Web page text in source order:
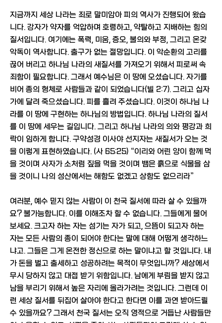
지금까지 세상 나라는 죄로 말미암아 피의 역사가 진행되어 왔습
니다. 강자가 약자를 억압하며 호령하고, 약탈하고 지배하는 힘의
질서입니다. 여기에는 폭력, 미움, 증오, 불의와 부정, 그리고 온갖
악독이 역사합니다. 출구가 없는 절망입니다. 이 악순환의 고리를
끊어 버리고 하나님 나라의 새질서를 가져오기 위해서 피로써 속
죄함이 필요합니다. 그래서 예수님은 이 땅에 오셨습니다. 자기를
비어 종의 형체로 사람들과 같이 되었습니다(빌 2:7). 그리고 십자
가에 달려 죽으셨습니다. 피를 흘려 주셨습니다. 이것이 하나님 나
라를 이 땅에 구현하는 하나님의 방법입니다. 하나님 나라의 질서
를 이 땅에 세우는 길입니다. 그리고 하나님 나라의 의와 평강과 희
락이 임하게 합니다. 구약성경 이사야 선지자는 새질서가 오는 것
을 이렇게 표현하였습니다. (사 65:25) “이리와 어린 양이 함께 먹
을 것이며 사자가 소처럼 짚을 먹을 것이며 뱀은 흙으로 식물을 삼
을 것이니 나의 성산에서는 해함도 없겠고 상함도 없으리라”
여러분, 예수 믿지 않는 사람이 이 천국 질서에 따라 살 수 있을까
요? 불가능합니다. 이를 이해조차 할 수 없습니다. 그들에게 물어
보세요. 크고자 하는 자는 섬기는 자가 되고, 으뜸이 되고자 하는
자는 모든 사람의 종이 되어야 한다는 말에 대해 어떻게 생각하느
냐고. 그들은 그게 온전한 정신으로 하는 말이냐고 할 것입니다. 내
가 돈을 벌고 출세하고 성공하려는 목적이 무엇입니까? 세상에서
무시 당하지 않고 대접 받기 위함입니다. 남에게 부림을 받지 않고
남을 부리기 위해서 높은 자리에 올라가려는 것입니다. 그런데 이
런 세상 질서를 뒤집어 살아야 한다고 한다면 이를 과연 받아드릴
수 있을까요? 그래서 천국 질서는 오직 영적으로 거듭난 사람들만